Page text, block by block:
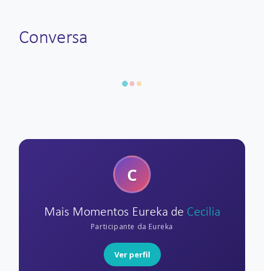
Conversa
C
Mais Momentos Eureka de Cecilia
Participante da Eureka
Ver perfil